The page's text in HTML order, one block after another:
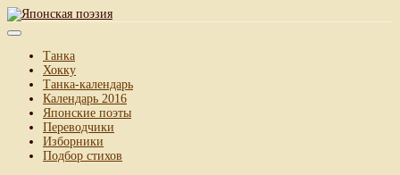
Танка
Хокку
Танка-календарь
Календарь 2016
Японские поэты
Переводчики
Изборники
Подбор стихов